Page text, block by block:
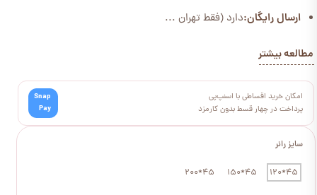
سایز رانر
45*120
45*150
45*200
ارسال رایگان:دارد (فقط تهران ...
مطالعه بیشتر
امکان خرید اقساطی با اسنپ‌پی
پرداخت در چهار قسط بدون کارمزد
Snap
Pay